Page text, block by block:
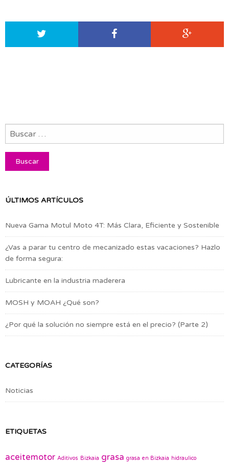
ÚLTIMOS ARTÍCULOS
Nueva Gama Motul Moto 4T: Más Clara, Eficiente y Sostenible
¿Vas a parar tu centro de mecanizado estas vacaciones? Hazlo
de forma segura:
Lubricante en la industria maderera
MOSH y MOAH ¿Qué son?
¿Por qué la solución no siempre está en el precio? (Parte 2)
CATEGORÍAS
Noticias
ETIQUETAS
aceitemotor Aditivos Bizkaia grasa grasa en Bizkaia hidraulico